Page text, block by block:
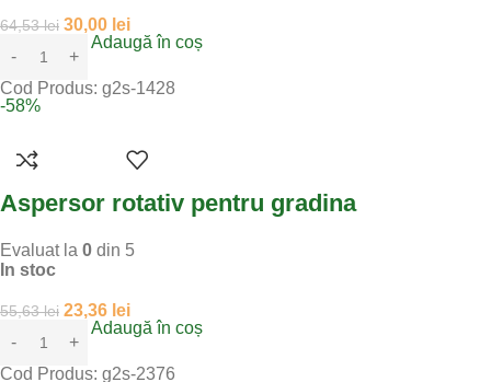
64,53lei 30,00 lei
Adaugă în coș
Cod Produs: g2s-1428
-58%
Aspersor rotativ pentru gradina
Evaluat la 0 din 5
In stoc
55,63lei 23,36 lei
Adaugă în coș
Cod Produs: g2s-2376